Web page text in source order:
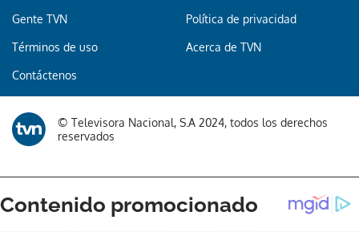
Gente TVN Política de privacidad
Términos de uso Acerca de TVN
Contáctenos
© Televisora Nacional, S.A 2024, todos los derechos
reservados